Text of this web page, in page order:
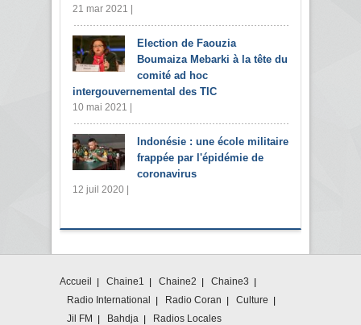
21 mar 2021 |
Election de Faouzia
Boumaiza Mebarki à la tête du
comité ad hoc
intergouvernemental des TIC
10 mai 2021 |
Indonésie : une école militaire
frappée par l'épidémie de
coronavirus
12 juil 2020 |
Accueil Chaine1 Chaine2
Chaine3
Radio International
Radio Coran
Culture
Jil FM
Bahdja Radios Locales